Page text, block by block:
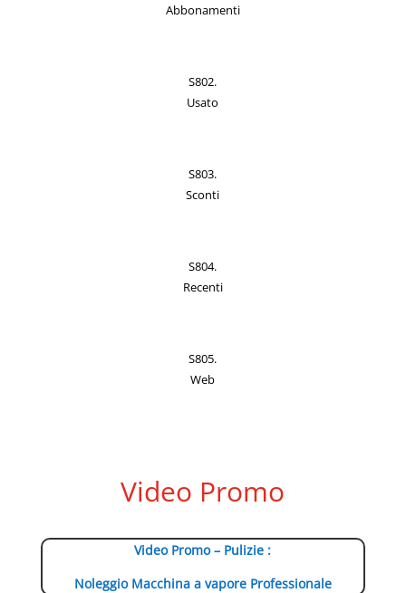
Abbonamenti
S802.
Usato
S803.
Sconti
S804.
Recenti
S805.
Web
Video Promo
Video Promo – Pulizie :
Noleggio Macchina a vapore Professionale